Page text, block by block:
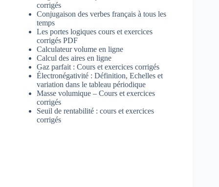
corrigés
Conjugaison des verbes français à tous les
temps
Les portes logiques cours et exercices
corrigés PDF
Calculateur volume en ligne
Calcul des aires en ligne
Gaz parfait : Cours et exercices corrigés
Électronégativité : Définition, Echelles et
variation dans le tableau périodique
Masse volumique – Cours et exercices
corrigés
Seuil de rentabilité : cours et exercices
corrigés